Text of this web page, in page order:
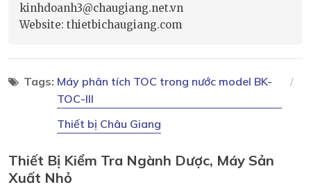
kinhdoanh3@chaugiang.net.vn
Website: thietbichaugiang.com
Tags: Máy phân tích TOC trong nước model BK-
TOC-III
Thiết bị Châu Giang
Thiết Bị Kiểm Tra Ngành Dược, Máy Sản
Xuất Nhỏ